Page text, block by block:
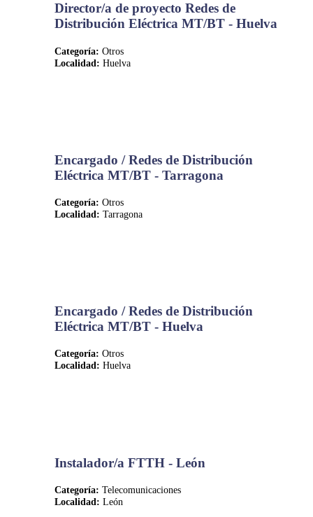
Director/a de proyecto Redes de
Distribución Eléctrica MT/BT - Huelva
Categoría: Otros
Localidad: Huelva
Encargado / Redes de Distribución
Eléctrica MT/BT - Tarragona
Categoría: Otros
Localidad: Tarragona
Encargado / Redes de Distribución
Eléctrica MT/BT - Huelva
Categoría: Otros
Localidad: Huelva
Instalador/a FTTH - León
Categoría: Telecomunicaciones
Localidad: León